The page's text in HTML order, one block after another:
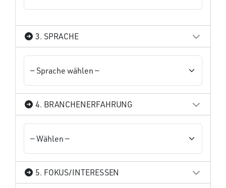
3. SPRACHE
4. BRANCHENERFAHRUNG
5. FOKUS/INTERESSEN